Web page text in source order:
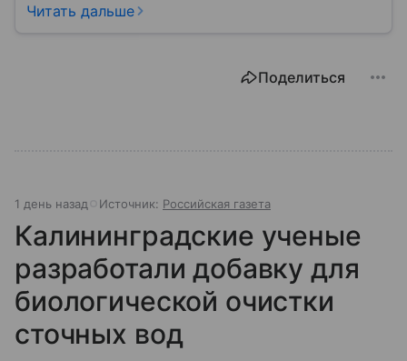
Роспотребнадзор — федеральная служба, которая
её работа важна для каждого жителя России.
Читать дальше
Поделиться
1 день назад Источник: Российская газета
Калининградские ученые
разработали добавку для
биологической очистки
сточных вод